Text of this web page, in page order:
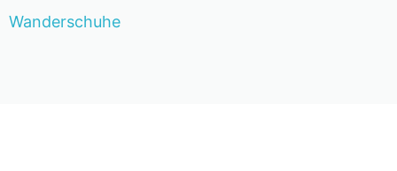
Wanderschuhe